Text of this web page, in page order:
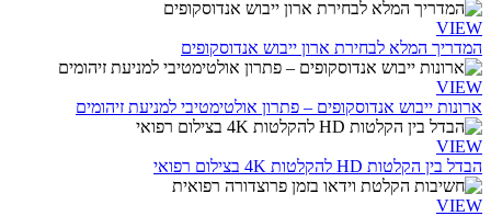
VIEW
המדריך המלא לבחירת ארון ייבוש אנדוסקופים
VIEW
ארונות ייבוש אנדוסקופים – פתרון אולטימטיבי למניעת זיהומים
VIEW
הבדל בין הקלטות HD להקלטות 4K בצילום רפואי
VIEW